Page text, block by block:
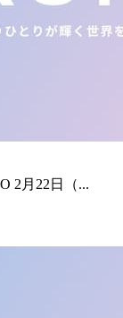
2月22日（...